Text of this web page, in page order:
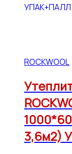
ROCKWOOL
3,6м2)